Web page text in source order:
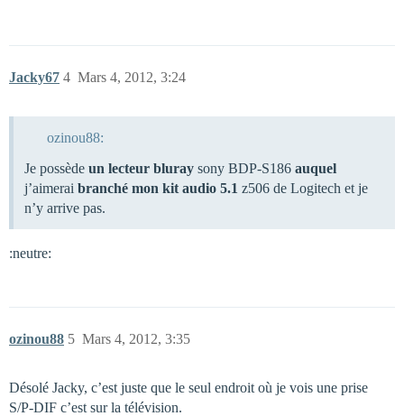
Jacky67 Mars 4, 2012, 3:24
4
ozinou88:
Je possède un lecteur bluray sony BDP-S186 auquel
j’aimerai branché mon kit audio 5.1 z506 de Logitech et je
n’y arrive pas.
:neutre:
ozinou88 Mars 4, 2012, 3:35
5
Désolé Jacky, c’est juste que le seul endroit où je vois une prise
S/P-DIF c’est sur la télévision.